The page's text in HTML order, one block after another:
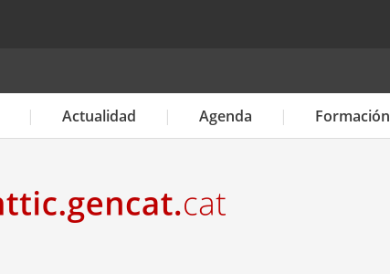
Actualidad Agenda Formación